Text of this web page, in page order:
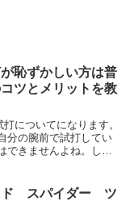
恥ずかしい方は普
ツとメリットを教
についてになります。
分の腕前で試打してい
きませんよね。しか
ド スパイダー ツ